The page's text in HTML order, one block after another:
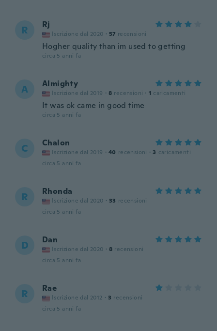
R Rj
Iscrizione dal 2020 · 57 recensioni
Hogher quality than im used to getting
circa 5 anni fa
A Almighty
Iscrizione dal 2019 · 8 recensioni · 1 caricamenti
It was ok came in good time
circa 5 anni fa
C Chalon
Iscrizione dal 2019 · 40 recensioni · 3 caricamenti
circa 5 anni fa
R Rhonda
Iscrizione dal 2020 · 33 recensioni
circa 5 anni fa
D Dan
Iscrizione dal 2020 · 8 recensioni
circa 5 anni fa
R Rae
Iscrizione dal 2012 · 3 recensioni
circa 5 anni fa